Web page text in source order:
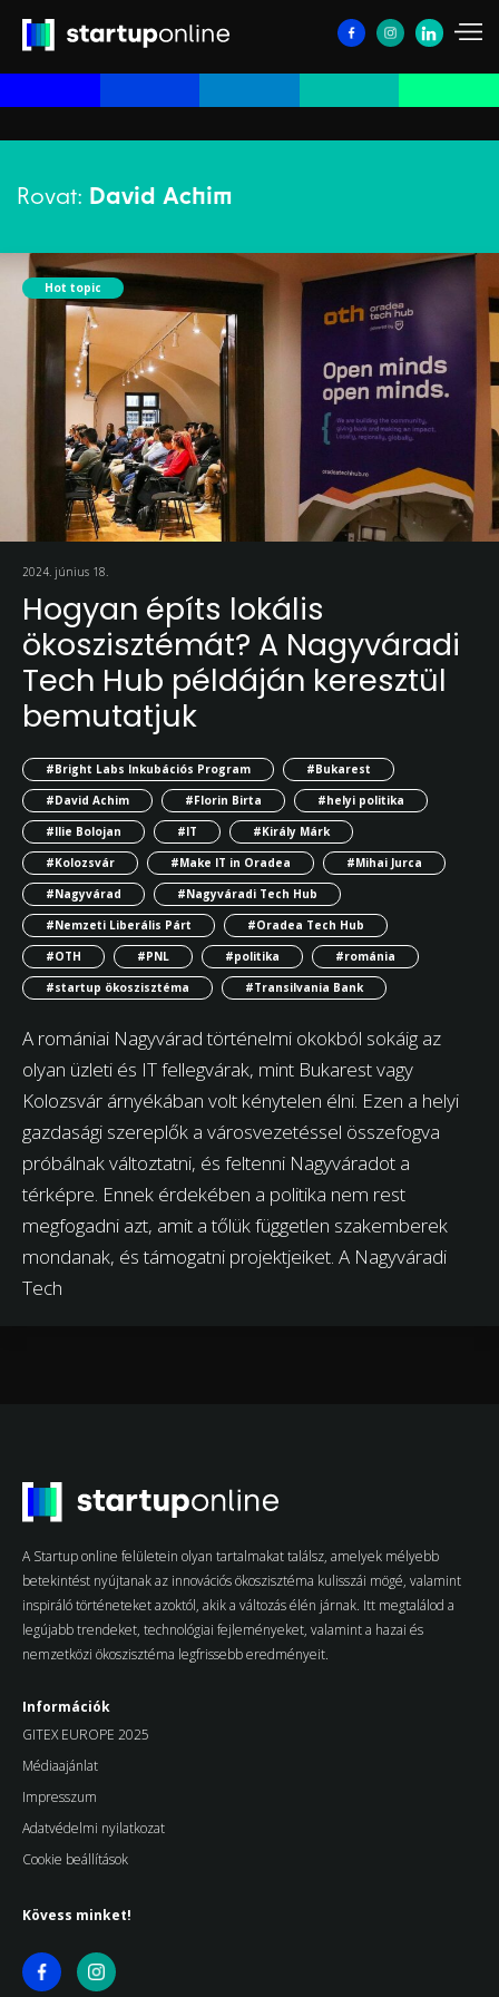
Rovat: David Achim
Hot topic
2024. június 18.
Hogyan építs lokális
ökoszisztémát? A Nagyváradi
Tech Hub példáján keresztül
bemutatjuk
#Bright Labs Inkubációs Program
#Bukarest
#David Achim
#Florin Birta
#helyi politika
#Ilie Bolojan
#IT
#Király Márk
#Kolozsvár
#Make IT in Oradea
#Mihai Jurca
#Nagyvárad
#Nagyváradi Tech Hub
#Nemzeti Liberális Párt
#Oradea Tech Hub
#OTH
#PNL #politika
#románia
#startup ökoszisztéma
#Transilvania Bank
A romániai Nagyvárad történelmi okokból sokáig az
olyan üzleti és IT fellegvárak, mint Bukarest vagy
Kolozsvár árnyékában volt kénytelen élni. Ezen a helyi
gazdasági szereplők a városvezetéssel összefogva
próbálnak változtatni, és feltenni Nagyváradot a
térképre. Ennek érdekében a politika nem rest
megfogadni azt, amit a tőlük független szakemberek
mondanak, és támogatni projektjeiket. A Nagyváradi
Tech
A Startup online felületein olyan tartalmakat találsz, amelyek mélyebb
betekintést nyújtanak az innovációs ökoszisztéma kulisszái mögé, valamint
inspiráló történeteket azoktól, akik a változás élén járnak. Itt megtalálod a
legújabb trendeket, technológiai fejleményeket, valamint a hazai és
nemzetközi ökoszisztéma legfrissebb eredményeit.
Információk
GITEX EUROPE 2025
Médiaajánlat
Impresszum
Adatvédelmi nyilatkozat
Cookie beállítások
Kövess minket!